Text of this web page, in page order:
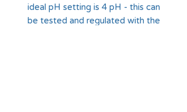
ideal pH setting is 4 pH - this can
be tested and regulated with the